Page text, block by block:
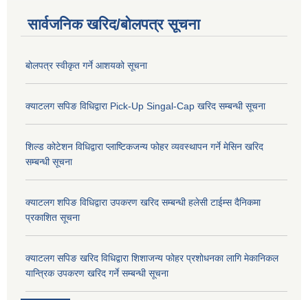
सार्वजनिक खरिद/बोलपत्र सूचना
बोलपत्र स्वीकृत गर्ने आशयको सूचना
क्याटलग सपिङ विधिद्वारा Pick-Up Singal-Cap खरिद सम्बन्धी सूचना
शिल्ड कोटेशन विधिद्वारा प्लाष्टिकजन्य फोहर व्यवस्थापन गर्ने मेसिन खरिद
सम्बन्धी सूचना
क्याटलग शपिङ विधिद्वारा उपकरण खरिद सम्बन्धी हलेसी टाईम्स दैनिकमा
प्रकाशित सूचना
क्याटलग सपिङ खरिद विधिद्वारा शिशाजन्य फोहर प्रशोधनका लागि मेकानिकल
यान्त्रिक उपकरण खरिद गर्ने सम्बन्धी सूचना